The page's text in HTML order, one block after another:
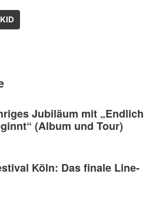
Jubiläum mit „Endlich
(Album und Tour)
Köln: Das finale Line-